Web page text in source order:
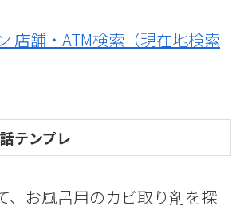
店舗・ATM検索（現在地検索
テンプレ
、お風呂用のカビ取り剤を探